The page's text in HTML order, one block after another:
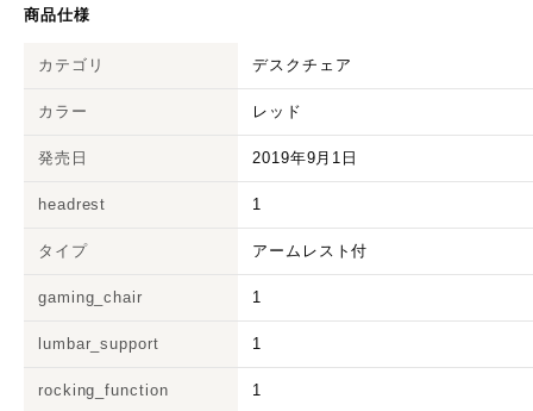
商品仕様
カテゴリ デスクチェア
カラー レッド
発売日 2019年9月1日
headrest 1
タイプ アームレスト付
gaming_chair 1
lumbar_support 1
rocking_function 1